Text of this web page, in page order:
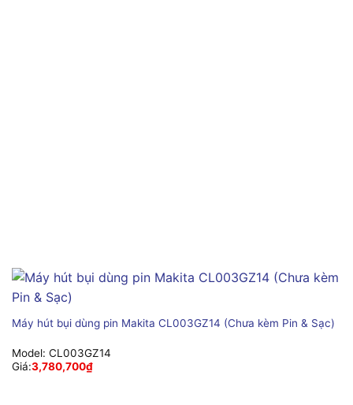
Máy hút bụi dùng pin Makita CL003GZ14 (Chưa kèm Pin & Sạc)
Model: CL003GZ14
Giá:3,780,700₫